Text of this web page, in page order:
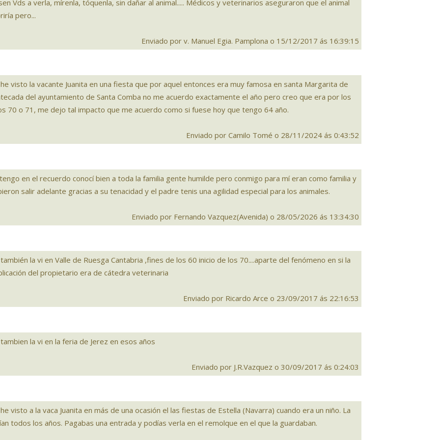
Vds a verla, mírenla, tóquenla, sin dañar al animal..... Médicos y veterinarios aseguraron que el animal
pero...
Enviado por v. Manuel Egia. Pamplona o 15/12/2017 ás 16:39:15
visto la vacante Juanita en una fiesta que por aquel entonces era muy famosa en santa Margarita de
del ayuntamiento de Santa Comba no me acuerdo exactamente el año pero creo que era por los
70 o 71, me dejo tal impacto que me acuerdo como si fuese hoy que tengo 64 año.
Enviado por Camilo Tomé o 28/11/2024 ás 0:43:52
en el recuerdo conocí bien a toda la familia gente humilde pero conmigo para mí eran como familia y
salir adelante gracias a su tenacidad y el padre tenis una agilidad especial para los animales.
Enviado por Fernando Vazquez(Avenida) o 28/05/2026 ás 13:34:30
la vi en Valle de Ruesga Cantabria ,fines de los 60 inicio de los 70....aparte del fenómeno en si la
del propietario era de cátedra veterinaria
Enviado por Ricardo Arce o 23/09/2017 ás 22:16:53
la vi en la feria de Jerez en esos años
Enviado por J.R.Vazquez o 30/09/2017 ás 0:24:03
visto a la vaca Juanita en más de una ocasión el las fiestas de Estella (Navarra) cuando era un niño. La
todos los años. Pagabas una entrada y podías verla en el remolque en el que la guardaban.